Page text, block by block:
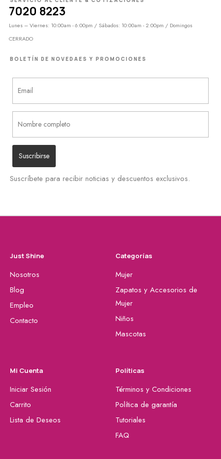
7020 8223
Lunes – Viernes: 10:00am - 6:00pm / Sábados: 10:00am - 2:00pm / Domingos
CERRADO
BOLETÍN DE NOVEDAES Y PROMOCIONES
Suscríbete para recibir noticias y descuentos exclusivos.
Just Shine
Nosotros
Blog
Empleo
Contacto
Categorías
Mujer
Zapatos y Accesorios de
Mujer
Niños
Mascotas
Mi Cuenta
Iniciar Sesión
Carrito
Lista de Deseos
Políticas
Términos y Condiciones
Política de garantía
Tutoriales
FAQ